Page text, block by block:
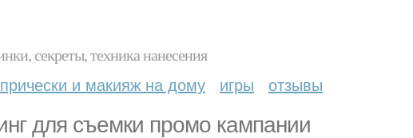
секреты, техника нанесения
прически и макияж на дому игры отзывы
для съемки промо кампании